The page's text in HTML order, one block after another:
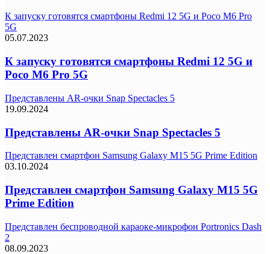
К запуску готовятся смартфоны Redmi 12 5G и Poco M6 Pro
5G
05.07.2023
К запуску готовятся смартфоны Redmi 12 5G и
Poco M6 Pro 5G
Представлены AR-очки Snap Spectacles 5
19.09.2024
Представлены AR-очки Snap Spectacles 5
Представлен смартфон Samsung Galaxy M15 5G Prime Edition
03.10.2024
Представлен смартфон Samsung Galaxy M15 5G
Prime Edition
Представлен беспроводной караоке-микрофон Portronics Dash
2
08.09.2023